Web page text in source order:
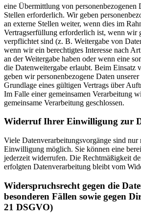
eine Übermittlung von personenbezogenen
Stellen erforderlich. Wir geben
an externe Stellen weiter, wenn dies im
Vertragserfüllung erforderlich ist, wenn wir
verpflichtet sind (z. B. Weitergabe von
wenn wir ein berechtigtes Interesse nach
an der Weitergabe haben oder wenn eine
die Datenweitergabe erlaubt. Beim Einsatz
geben wir personenbezogene Daten
Grundlage eines gültigen Vertrags über
Im Falle einer gemeinsamen Verarbeitung
gemeinsame Verarbeitung geschlossen.
Widerruf Ihrer Einwilligung zur
Viele Datenverarbeitungsvorgänge sind
Einwilligung möglich. Sie können eine
jederzeit widerrufen. Die Rechtmäßigkeit
erfolgten Datenverarbeitung bleibt vom
Widerspruchsrecht gegen die
besonderen Fällen sowie gegen
21 DSGVO)